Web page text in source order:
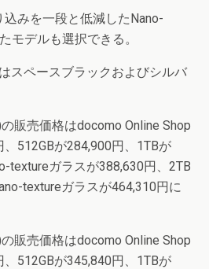
みを一段と低減したNano-
モデルも選択できる。
スペースブラックおよびシルバ
販売価格はdocomo Online Shop
512GBが284,900円、1TBが
textureガラスが388,630円、2TB
textureガラスが464,310円に
販売価格はdocomo Online Shop
512GBが345,840円、1TBが